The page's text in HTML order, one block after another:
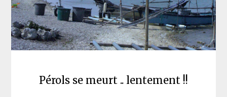
Pérols se meurt .. lentement !!